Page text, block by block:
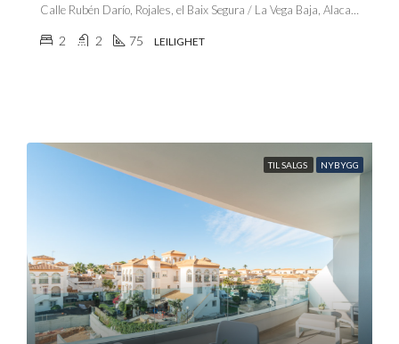
Calle Rubén Darío, Rojales, el Baix Segura / La Vega Baja, Alacant / Alicante, Comunitat Valenciana, 03078, España
2 2 75 LEILIGHET
TIL SALGS NYBYGG